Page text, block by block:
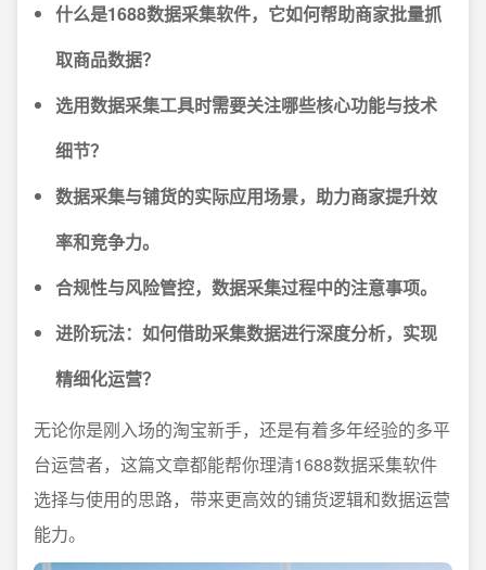
什么是1688数据采集软件，它如何帮助商家批量抓
取商品数据？
选用数据采集工具时需要关注哪些核心功能与技术
细节？
数据采集与铺货的实际应用场景，助力商家提升效
率和竞争力。
合规性与风险管控，数据采集过程中的注意事项。
进阶玩法：如何借助采集数据进行深度分析，实现
精细化运营？
无论你是刚入场的淘宝新手，还是有着多年经验的多平
台运营者，这篇文章都能帮你理清1688数据采集软件
选择与使用的思路，带来更高效的铺货逻辑和数据运营
能力。